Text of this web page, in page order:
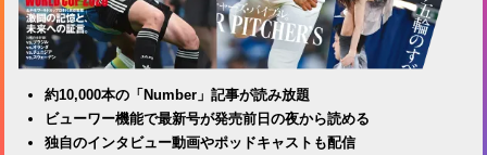
約10,000本の「Number」記事が読み放題
ビューワー機能で最新号が発売前日の夜から読める
独自のインタビュー動画やポッドキャストも配信